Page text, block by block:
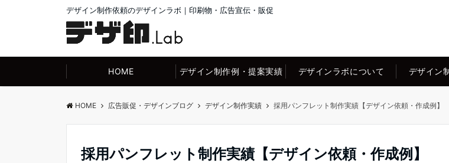
デザイン制作依頼のデザインラボ｜印刷物・広告宣伝・販促
HOME デザイン制作例・提案実績 デザインラボについて デザイン
HOME 広告販促・デザインブログ デザイン制作実績 採用パンフレット制作実績【デザイン依頼・作成例】
採用パンフレット制作実績【デザイン依頼・作成例】